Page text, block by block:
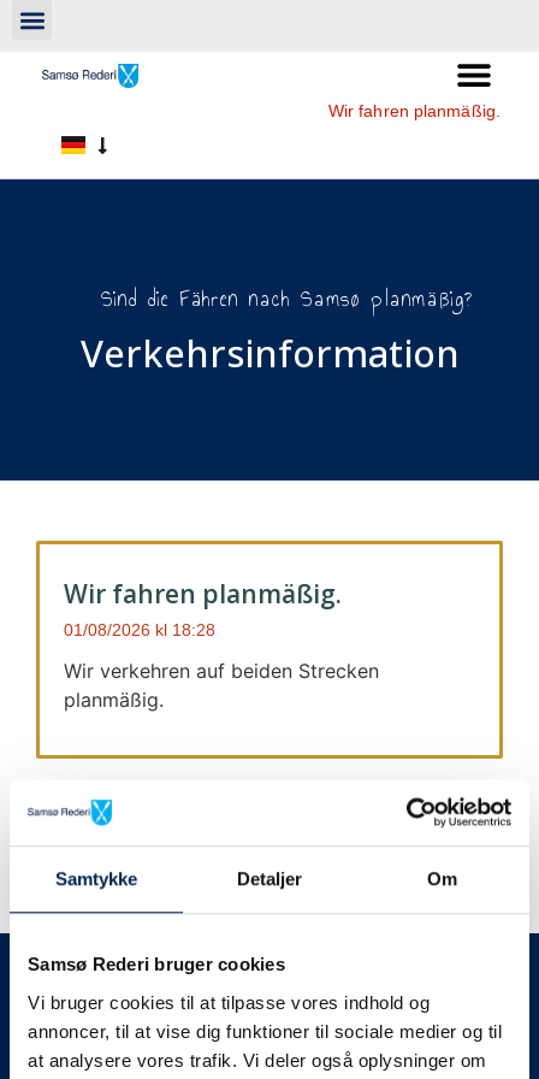
Samtykke Detaljer Om
Samsø Rederi bruger cookies
Vi bruger cookies til at tilpasse vores indhold og
annoncer, til at vise dig funktioner til sociale medier og til
at analysere vores trafik. Vi deler også oplysninger om
Wir fahren planmäßig.
Sind die Fähren nach Samsø planmäßig?
Verkehrsinformation​
Wir fahren planmäßig.
01/08/2026 18:28
Wir verkehren auf beiden Strecken
planmäßig.
Wir geben immer Bescheid
Wir werden Sie